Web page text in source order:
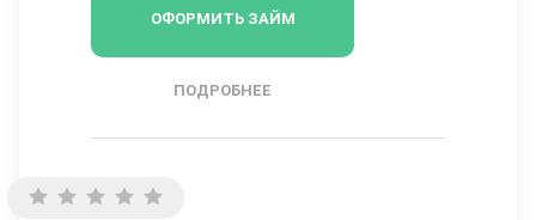
ОФОРМИТЬ ЗАЙМ
ПОДРОБНЕЕ